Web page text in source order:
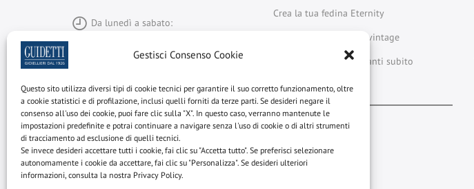
Gestisci Consenso Cookie
Questo sito utilizza diversi tipi di cookie tecnici per garantire il suo corretto funzionamento, oltre
a cookie statistici e di profilazione, inclusi quelli forniti da terze parti. Se desideri negare il
consenso all'uso dei cookie, puoi fare clic sulla "X". In questo caso, verranno mantenute le
impostazioni predefinite e potrai continuare a navigare senza l'uso di cookie o di altri strumenti
di tracciamento ad esclusione di quelli tecnici.
Se invece desideri accettare tutti i cookie, fai clic su "Accetta tutto". Se preferisci selezionare
autonomamente i cookie da accettare, fai clic su "Personalizza". Se desideri ulteriori
informazioni, consulta la nostra Privacy Policy.
Da lunedì a sabato:
Gioielleria Guidetti
is a member of
Rapnet
Crea la tua fedina Eternity
Scopri i nostri gioielli vintage
Cerca tra i nostri diamanti subito
Facebook
Instagram
LinkedIn
YouTube